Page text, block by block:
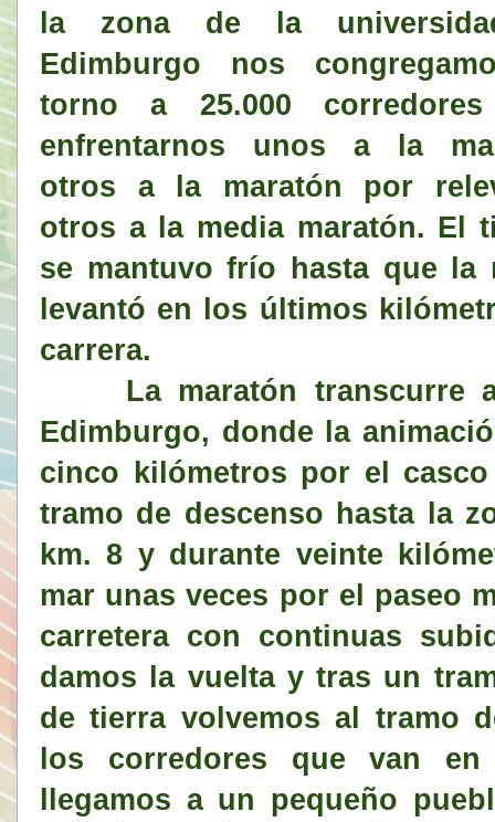
la zona de la
Edimburgo nos
torno a 25.000
enfrentarnos unos a la
otros a la maratón por
otros a la media maratón. El
se mantuvo frío hasta que la
levantó en los últimos
carrera.
La maratón transcurre
Edimburgo, donde la
cinco kilómetros por el
tramo de descenso hasta la
km. 8 y durante veinte
mar unas veces por el paseo
carretera con continuas
damos la vuelta y tras un
de tierra volvemos al tramo
los corredores que van
llegamos a un pequeño